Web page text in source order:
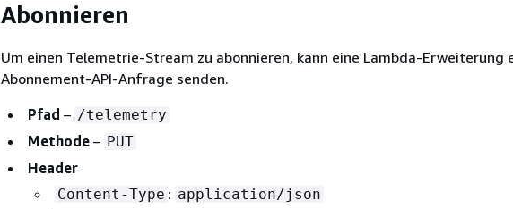
Abonnieren
Um einen Telemetrie-Stream zu abonnieren, kann eine Lambda-Erweiterung
Abonnement-API-Anfrage senden.
Pfad – /telemetry
Methode – PUT
Header
Content-Type : application/json